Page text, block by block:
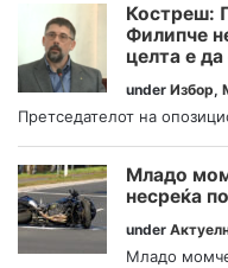
Костреш:
Филипче
целта е
under Избор,
Претседателот на
Младо
несреќа
under
Младо момче